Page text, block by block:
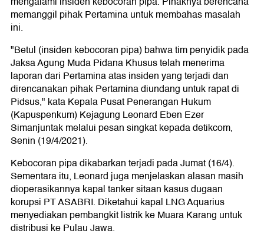
memanggil pihak Pertamina untuk membahas masalah
ini.
"Betul (insiden kebocoran pipa) bahwa tim penyidik pada
Jaksa Agung Muda Pidana Khusus telah menerima
laporan dari Pertamina atas insiden yang terjadi dan
direncanakan pihak Pertamina diundang untuk rapat di
Pidsus," kata Kepala Pusat Penerangan Hukum
(Kapuspenkum) Kejagung Leonard Eben Ezer
Simanjuntak melalui pesan singkat kepada detikcom,
Senin (19/4/2021).
Kebocoran pipa dikabarkan terjadi pada Jumat (16/4).
Sementara itu, Leonard juga menjelaskan alasan masih
dioperasikannya kapal tanker sitaan kasus dugaan
korupsi PT ASABRI. Diketahui kapal LNG Aquarius
menyediakan pembangkit listrik ke Muara Karang untuk
distribusi ke Pulau Jawa.